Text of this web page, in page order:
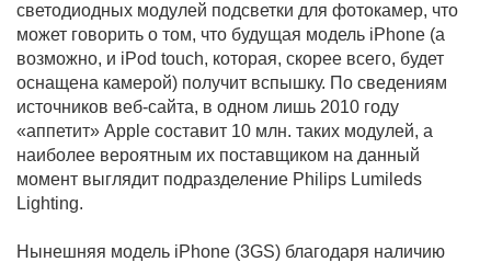
светодиодных модулей подсветки для фотокамер, что
может говорить о том, что будущая модель iPhone (а
возможно, и iPod touch, которая, скорее всего, будет
оснащена камерой) получит вспышку. По сведениям
источников веб-сайта, в одном лишь 2010 году
«аппетит» Apple составит 10 млн. таких модулей, а
наиболее вероятным их поставщиком на данный
момент выглядит подразделение Philips Lumileds
Lighting.
Нынешняя модель iPhone (3GS) благодаря наличию